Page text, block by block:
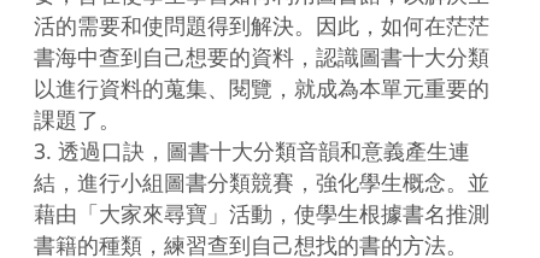
活的需要和使問題得到解決。因此，如何在茫茫
書海中查到自己想要的資料，認識圖書十大分類
以進行資料的蒐集、閱覽，就成為本單元重要的
課題了。
3. 透過口訣，圖書十大分類音韻和意義產生連
結，進行小組圖書分類競賽，強化學生概念。並
藉由「大家來尋寶」活動，使學生根據書名推測